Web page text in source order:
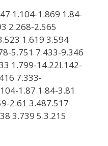
1.104-1.869 1.84-
2.268-2.565
1.619 3.594
5.751 7.433-9.346
1.799-14.22l.142-
7.333-
1.87 1.84-3.81
2.61 3.487.517
3.739 5.3.215